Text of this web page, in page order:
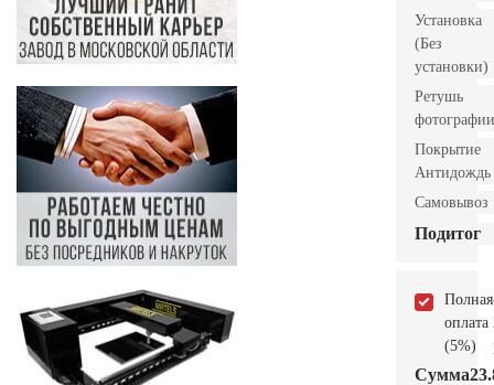
Установка
(Без
установки)
Ретушь
фотографии
Покрытие
Антидождь
Самовывоз
Подитог
Полная
оплата
(5%)
Сумма